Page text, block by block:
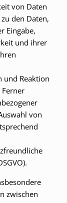
von Daten
den Daten,
Eingabe,
und ihrer
und Reaktion
von
zwischen